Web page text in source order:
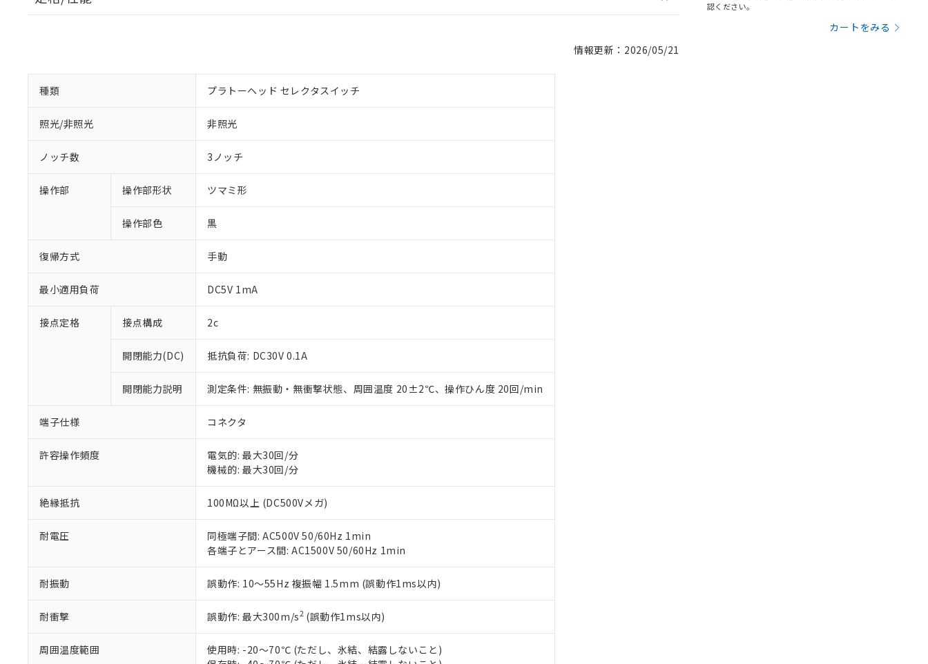
情報更新：2026/05/21
種類 プラトーヘッド セレクタスイッチ
照光/非照光 非照光
ノッチ数 3ノッチ
操作部 操作部形状 ツマミ形
操作部色 黒
復帰方式 手動
最小適用負荷 DC5V 1mA
接点定格 接点構成 2c
開閉能力(DC) 抵抗負荷: DC30V 0.1A
開閉能力説明 測定条件: 無振動・無衝撃状態、周囲温度 20±2℃、操作ひん度 20回/min
端子仕様 コネクタ
許容操作頻度
電気的: 最大30回/分
機械的: 最大30回/分
絶縁抵抗 100MΩ以上 (DC500Vメガ)
耐電圧
同極端子間: AC500V 50/60Hz 1min
各端子とアース間: AC1500V 50/60Hz 1min
耐振動 誤動作: 10～55Hz 複振幅 1.5mm (誤動作1ms以内)
耐衝撃 誤動作: 最大300m/s2(誤動作1ms以内)
周囲温度範囲
使用時: -20～70℃ (ただし、氷結、結露しないこと)
認ください。
カートをみる
ご利用条件
以下の条件をお読みいただき、同意のうえご利用ください。
本サービスは、当社制御機器事業取扱商品の当社在庫状況および標準価格(税抜)を提供させていただ
くものです。
当社制御機器事業取扱商品の中には、本サービスの対象外となる商品もあることをご了承ください。
在庫状況および標準価格照会結果は、記載している更新日時点での社内データに基づき作成されるも
のであり、閲覧された時点での実際の在庫および標準価格とは異なる場合があることをご了承くださ
当社販売員にご相談ください。
オムロン制御機器販売店や当社販売拠点は「販売ネットワーク
」をご確認ください。
在庫状況および標準価格結果を当社の事前の承諾なく第三者に漏洩または開示しないようお願いしま
す。
マイパーツ機能（部品リスト作成サービス）をご利用いただくには、I-Webメンバーズにご登録され
ている必要があります。
※1 対応状況
対応済み：EU RoHS指令（10物質）の非含有に対応した製品が提供可能な商品です。
対応予定：EU RoHS指令（10物質）の非含有に対応した製品に切り替える予定のある商品です。
調査・確認中：EU RoHS指令（10物質）の非含有の対応状況を調査中または確認中の商品です。
非該当品：ライセンス料など無形物で、有害物質有無と関係のない商品です。
があります。
*EU RoHS指令（10物質）：
鉛(Pb) 1000ppm以下、 水銀(Hg) 1000ppm以下、 カドミウム(Cd) 100ppm以下、
六価クロム(Cr(Ⅵ)) 1000ppm以下、ポリ臭化ビフェニル類(PBB) 1000ppm以下、ポリ臭化ジフェニルエーテル類(PBDE) 1000ppm以下、
フタル酸ビス(2-エチルヘキシル) (DEHP)(別名：DOP) 1000ppm以下、フタル酸ブチルベンジル（BBP） 1000ppm以下、フタル酸ジブチ
ル（DBP） 1000ppm以下、フタル酸ジイソブチル (DIBP) 1000ppm以下
但し、RoHS指令で産業用監視および制御機器に対する適用除外項目は除く。
フタル酸エステル類の４物質については閾値を超える意図的な使用がないことを確認しています。
※2 対応予定月
部品在庫の切り替え状況などにより、予定月が前後することがあります。
※1 中国RoHS○×表
「○」：最大均質材料含有率が中国RoHSの基準値以下であることを示します。
「×」：最大均質材料含有率が中国RoHSの基準値を超えていることを示します。
「－」：未確認です。当社販売部門へお問い合わせください。
Pb(鉛) :1000ppm、 Hg(水銀) : 1000ppm、 Cd(カドミウム) : 100ppm、
Cr(Ⅵ)(六価クロム) : 1000ppm、 PBBs(ポリ臭化ビフェニル類) : 1000ppm、 PBDEs(ポリ臭化ジフェニルエーテル類) : 1000ppm、
DBP(フタル酸ジブチル) : 1000ppm、 DIBP(フタル酸ジイソブチル) : 1000ppm、 BBP(フタル酸ブチルベンジル) : 1000ppm、
DEHP(フタル酸ビス(2-エチルヘキシル)) : 1000ppm
※2 環境保護使用期限
「ｅ」：有害物質（10物質）のすべてが基準値以下であることを示します。
「10」：通常の使用状況下において有害物質が外部に漏えいし、環境に深刻な影響を及ぼさない年数を意
当社は、これら貴社製品のうち、外国為替および外国貿易法に定める商品（以下｢規制貨物等」とい
う）を輸出または国外への提供する場合は、日本国政府の輸出許可(または役務取引許可)を取得する
などの必要な手続きをとります。
当社は規制貨物を破棄する場合は、完全に破砕するなど、違法に輸出されないよう必要な手段を講じ
ます。
置等に一切使用いたしません。
当社は、貴社製品を第三者に販売する場合は、上記1、2および3の内容を当該第三者に通知します。
また当社は、販売先および販売に係わる関係者が違法に輸出するおそれがある場合は、取り引きをい
たしません。
記
号
説明
○ 一定数以上の在庫あり
△ 一定数には満たないが在庫あり
－
在庫なし(最新の在庫状況については、お客様のお取引先、またはお客様担当のオムロン制御
機器販売店・当社販売員にご確認ください)